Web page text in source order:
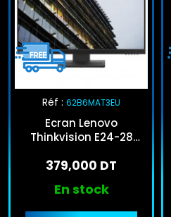
Réf : 62B6MAT3EU
Ecran Lenovo
Thinkvision E24-28
379,000 DT
En stock